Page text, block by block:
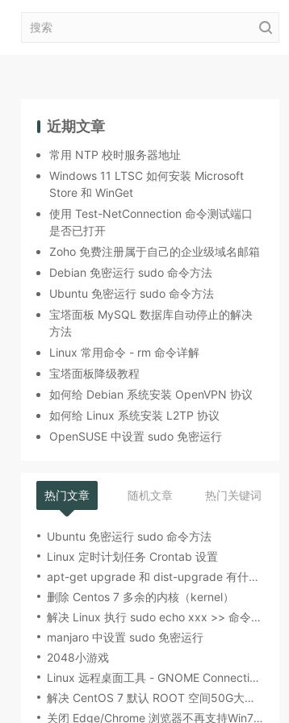
近期文章
常用 NTP 校时服务器地址
Windows 11 LTSC 如何安装 Microsoft
Store 和 WinGet
使用 Test-NetConnection 命令测试端口
是否已打开
Zoho 免费注册属于自己的企业级域名邮箱
Debian 免密运行 sudo 命令方法
Ubuntu 免密运行 sudo 命令方法
宝塔面板 MySQL 数据库自动停止的解决
方法
Linux 常用命令 - rm 命令详解
宝塔面板降级教程
如何给 Debian 系统安装 OpenVPN 协议
如何给 Linux 系统安装 L2TP 协议
OpenSUSE 中设置 sudo 免密运行
热门文章 随机文章 热门关键词
Ubuntu 免密运行 sudo 命令方法
Linux 定时计划任务 Crontab 设置
apt-get upgrade 和 dist-upgrade 有什么区别？
删除 Centos 7 多余的内核（kernel）
解决 Linux 执行 sudo echo xxx >> 命令提示权限不够的方法
manjaro 中设置 sudo 免密运行
2048小游戏
Linux 远程桌面工具 - GNOME Connections 篇
解决 CentOS 7 默认 ROOT 空间50G大小的限制
关闭 Edge/Chrome 浏览器不再支持Win7的提示